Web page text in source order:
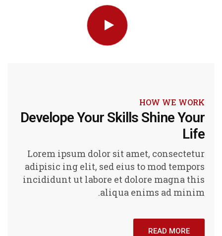
HOW WE WORK
Develope Your Skills Shine Your
Life
Lorem ipsum dolor sit amet, consectetur
adipisic ing elit, sed eius to mod tempors
incididunt ut labore et dolore magna this
aliqua enims ad minim.
READ MORE